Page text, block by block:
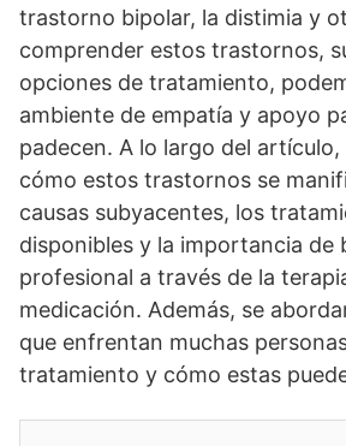
trastorno bipolar, la distimia y
comprender estos trastornos,
opciones de tratamiento,
ambiente de empatí­a y apoyo
padecen. A lo largo del artí­culo,
cómo estos trastornos se
causas subyacentes, los
disponibles y la importancia de
profesional a través de la
medicación. Además, se
que enfrentan muchas
tratamiento y cómo estas